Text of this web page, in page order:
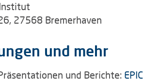
27568 Bremerhaven
und mehr
und Berichte: EPIC